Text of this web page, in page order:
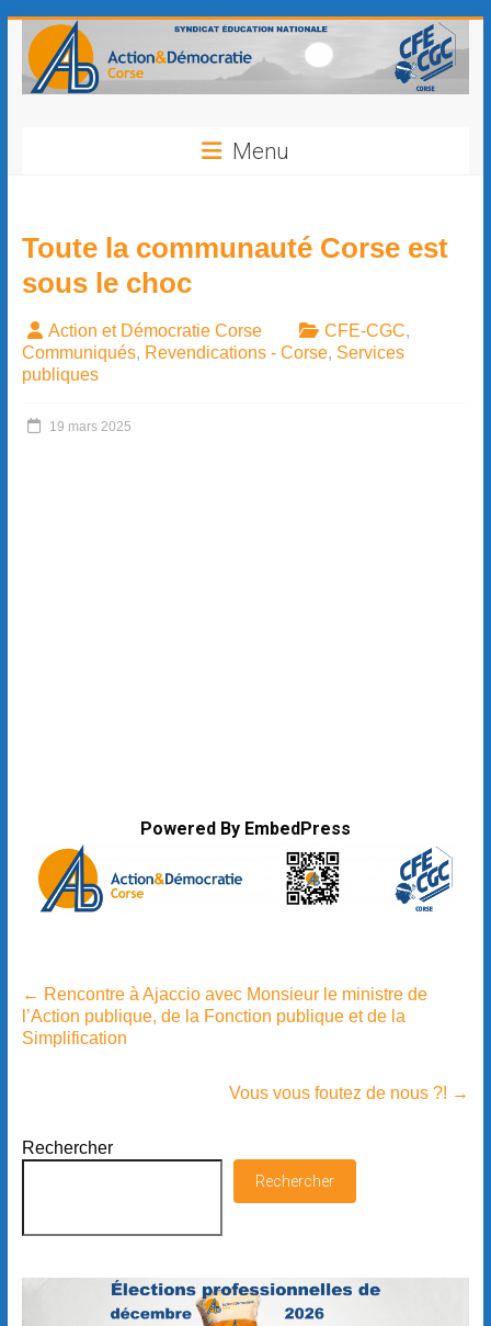
contenu
principal
Menu
Toute la communauté Corse est
sous le choc
Action et Démocratie Corse CFE-CGC,
Communiqués, Revendications - Corse, Services
publiques
19 mars 2025
Powered By EmbedPress
← Rencontre à Ajaccio avec Monsieur le ministre de
l’Action publique, de la Fonction publique et de la
Simplification
Vous vous foutez de nous ?! →
Rechercher
Rechercher